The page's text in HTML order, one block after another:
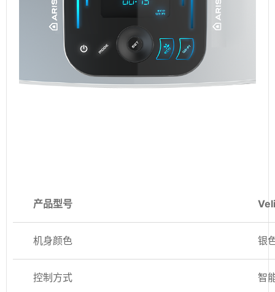
产品型号
机身颜色 银
控制方式 智